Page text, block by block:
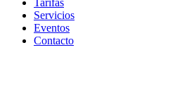
Tarifas
Servicios
Eventos
Contacto